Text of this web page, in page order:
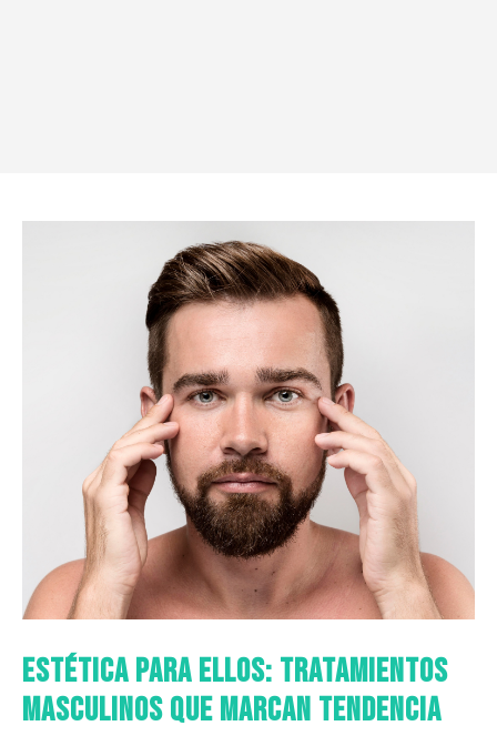
Estética para ellos: tratamientos
masculinos que marcan tendencia